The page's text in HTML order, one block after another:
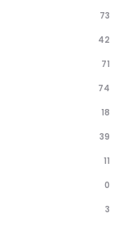
73
42
71
74
18
39
11
0
3